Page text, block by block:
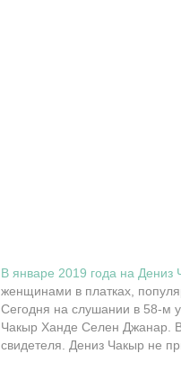
В январе 2019 года на Дениз
женщинами в платках,
Сегодня на слушании в 58-м
Чакыр Ханде Селен Джанар.
свидетеля. Дениз Чакыр не